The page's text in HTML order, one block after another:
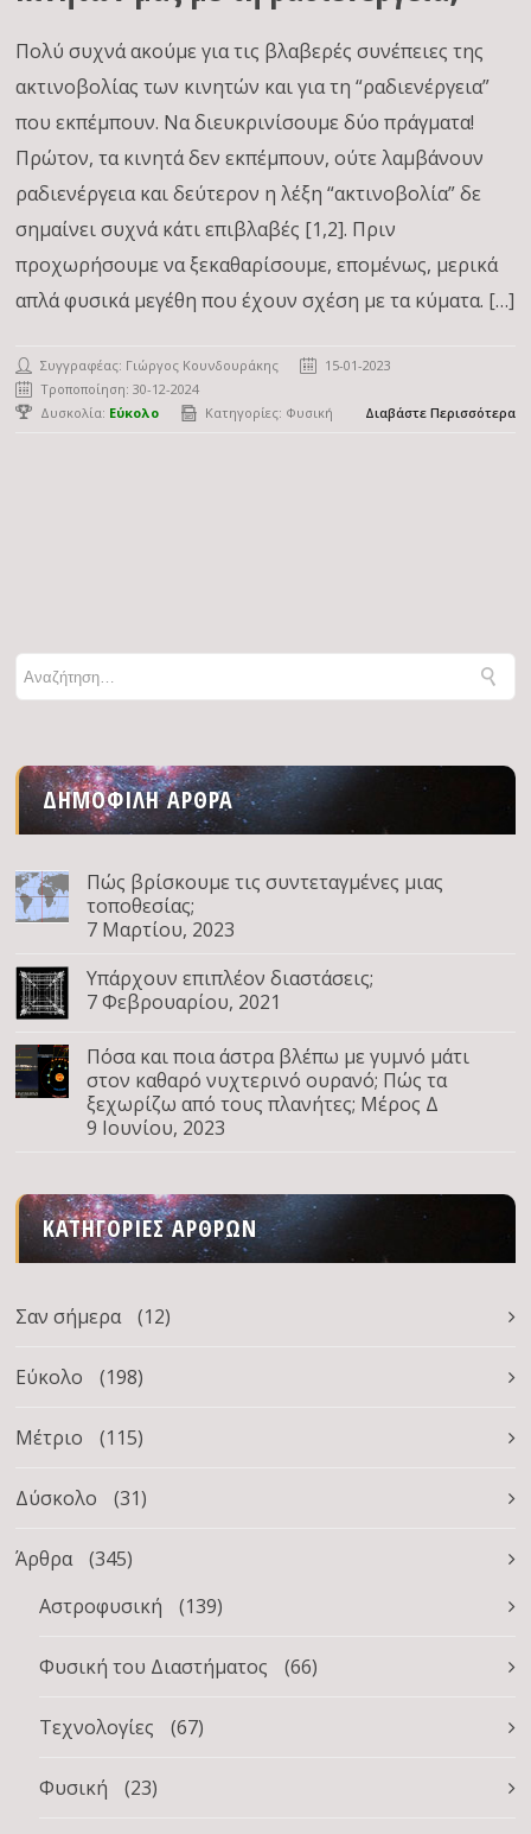
Πολύ συχνά ακούμε για τις βλαβερές συνέπειες της
ακτινοβολίας των κινητών και για τη “ραδιενέργεια”
που εκπέμπουν. Να διευκρινίσουμε δύο πράγματα!
Πρώτον, τα κινητά δεν εκπέμπουν, ούτε λαμβάνουν
ραδιενέργεια και δεύτερον η λέξη “ακτινοβολία” δε
σημαίνει συχνά κάτι επιβλαβές [1,2]. Πριν
προχωρήσουμε να ξεκαθαρίσουμε, επομένως, μερικά
απλά φυσικά μεγέθη που έχουν σχέση με τα κύματα. […]
Συγγραφέας: Γιώργος Κουνδουράκης
15-01-2023
Τροποποίηση: 30-12-2024
Δυσκολία: Εύκολο Κατηγορίες: Φυσική Διαβάστε Περισσότερα
ΔΗΜΟΦΙΛΉ ΆΡΘΡΑ
Πώς βρίσκουμε τις συντεταγμένες μιας
τοποθεσίας;
7 Μαρτίου, 2023
Υπάρχουν επιπλέον διαστάσεις;
7 Φεβρουαρίου, 2021
Πόσα και ποια άστρα βλέπω με γυμνό μάτι
στον καθαρό νυχτερινό ουρανό; Πώς τα
ξεχωρίζω από τους πλανήτες; Μέρος Δ
9 Ιουνίου, 2023
ΚΑΤΗΓΟΡΊΕΣ ΆΡΘΡΩΝ
Σαν σήμερα (12)
Εύκολο (198)
Μέτριο (115)
Δύσκολο (31)
Άρθρα
(345)
Αστροφυσική
(139)
Φυσική του Διαστήματος (66)
Τεχνολογίες (67)
Φυσική (23)